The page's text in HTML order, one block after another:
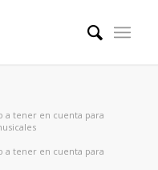
a tener en cuenta para
a tener en cuenta para